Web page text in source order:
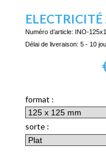
Numéro d’article:
INO-
Délai de liveraison: 5 - 10
format :
sorte :